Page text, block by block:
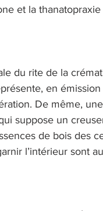
et la
du rite de la
en
De même,
suppose un
de bois des
l’intérieur sont